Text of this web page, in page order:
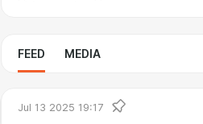
FEED MEDIA
Jul 13 2025 19:17